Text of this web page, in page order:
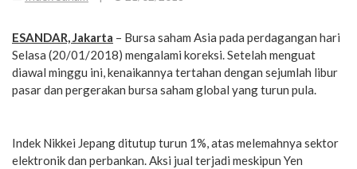
ESANDAR, Jakarta – Bursa saham Asia pada perdagangan hari
Selasa (20/01/2018) mengalami koreksi. Setelah menguat
diawal minggu ini, kenaikannya tertahan dengan sejumlah libur
pasar dan pergerakan bursa saham global yang turun pula.
Indek Nikkei Jepang ditutup turun 1%, atas melemahnya sektor
elektronik dan perbankan. Aksi jual terjadi meskipun Yen